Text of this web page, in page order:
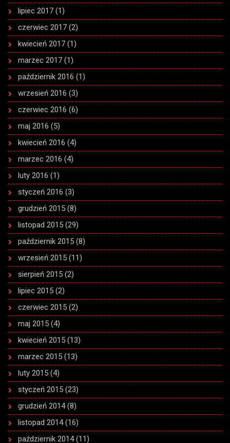
lipiec 2017 (1)
czerwiec 2017 (2)
kwiecień 2017 (1)
marzec 2017 (1)
październik 2016 (1)
wrzesień 2016 (3)
czerwiec 2016 (6)
maj 2016 (5)
kwiecień 2016 (4)
marzec 2016 (4)
luty 2016 (1)
styczeń 2016 (3)
grudzień 2015 (8)
listopad 2015 (29)
październik 2015 (8)
wrzesień 2015 (11)
sierpień 2015 (2)
lipiec 2015 (2)
czerwiec 2015 (2)
maj 2015 (4)
kwiecień 2015 (13)
marzec 2015 (13)
luty 2015 (4)
styczeń 2015 (23)
grudzień 2014(8)
listopad 2014(16)
październik 2014(11)